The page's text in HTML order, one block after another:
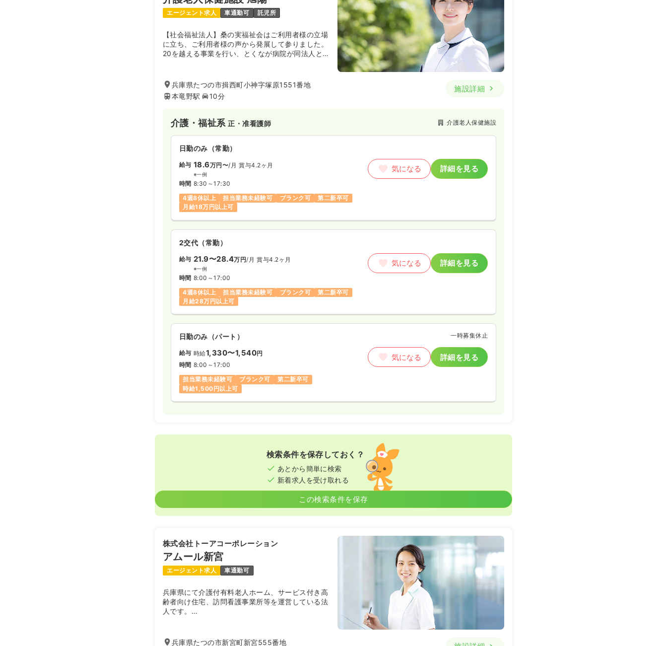
エージェント求人 車通勤可 託児所
【社会福祉法人】桑の実福祉会はご利用者様の立場
に立ち、ご利用者様の声から発展して参りました。
20を越える事業を行い、とくなが病院が同法人と
兵庫県たつの市揖西町小神字塚原1551番地
本竜野駅
10分
施設詳細
介護・福祉系正・准看護師 介護老人保健施設
日勤のみ（常勤）
給与 18.6万円〜/月 賞与4.2ヶ月
※一例
時間 8:30～17:30
4週8休以上
担当業務未経験可 ブランク可
第二新卒可
月給18万円以上可
気になる 詳細を見る
2交代（常勤）
給与 21.9〜28.4万円/月 賞与4.2ヶ月
※一例
時間 8:00～17:00
4週8休以上
担当業務未経験可 ブランク可
第二新卒可
月給28万円以上可
気になる 詳細を見る
日勤のみ（パート） 一時募集休止
給与 時給1,330〜1,540円
時間 8:00～17:00
担当業務未経験可
ブランク可
第二新卒可
時給1,500円以上可
気になる 詳細を見る
検索条件を保存しておく？
あとから簡単に検索
新着求人を受け取れる
この検索条件を保存
株式会社トーアコーポレーション
アムール新宮
エージェント求人 車通勤可
兵庫県にて介護付有料老人ホーム、サービス付き高
齢者向け住宅、訪問看護事業所等を運営している法
人です。
兵庫県たつの市新宮町新宮555番地